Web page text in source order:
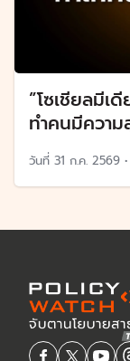
”โซเชียลมีเ
ทำคนมีควา
วันที่ 31 ก.ค. 2569 •